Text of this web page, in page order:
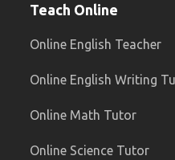
Teach Online
Online English Teacher
Online English Writing
Online Math Tutor
Online Science Tutor